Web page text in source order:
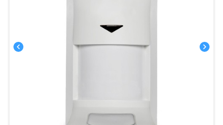
chevron_left chevron_right